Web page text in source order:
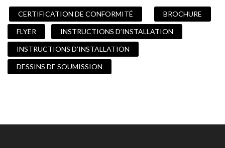
CERTIFICATION DE CONFORMITÉ BROCHURE
FLYER INSTRUCTIONS D’INSTALLATION
INSTRUCTIONS D’INSTALLATION
DESSINS DE SOUMISSION